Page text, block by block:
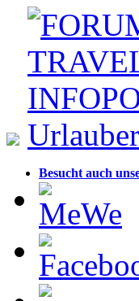
Besucht auch